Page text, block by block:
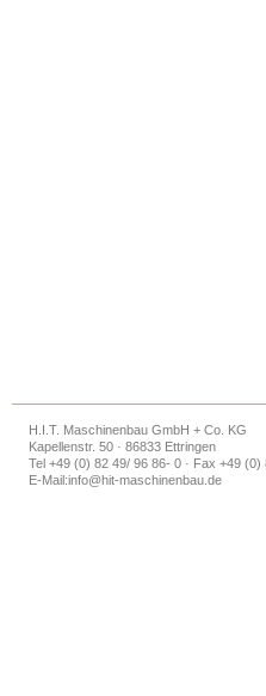
H.I.T. Maschinenbau GmbH + Co. KG
Kapellenstr. 50 · 86833 Ettringen
Tel +49 (0) 82 49/ 96 86- 0 · Fax +49 (0)
E-Mail:info@hit-maschinenbau.de